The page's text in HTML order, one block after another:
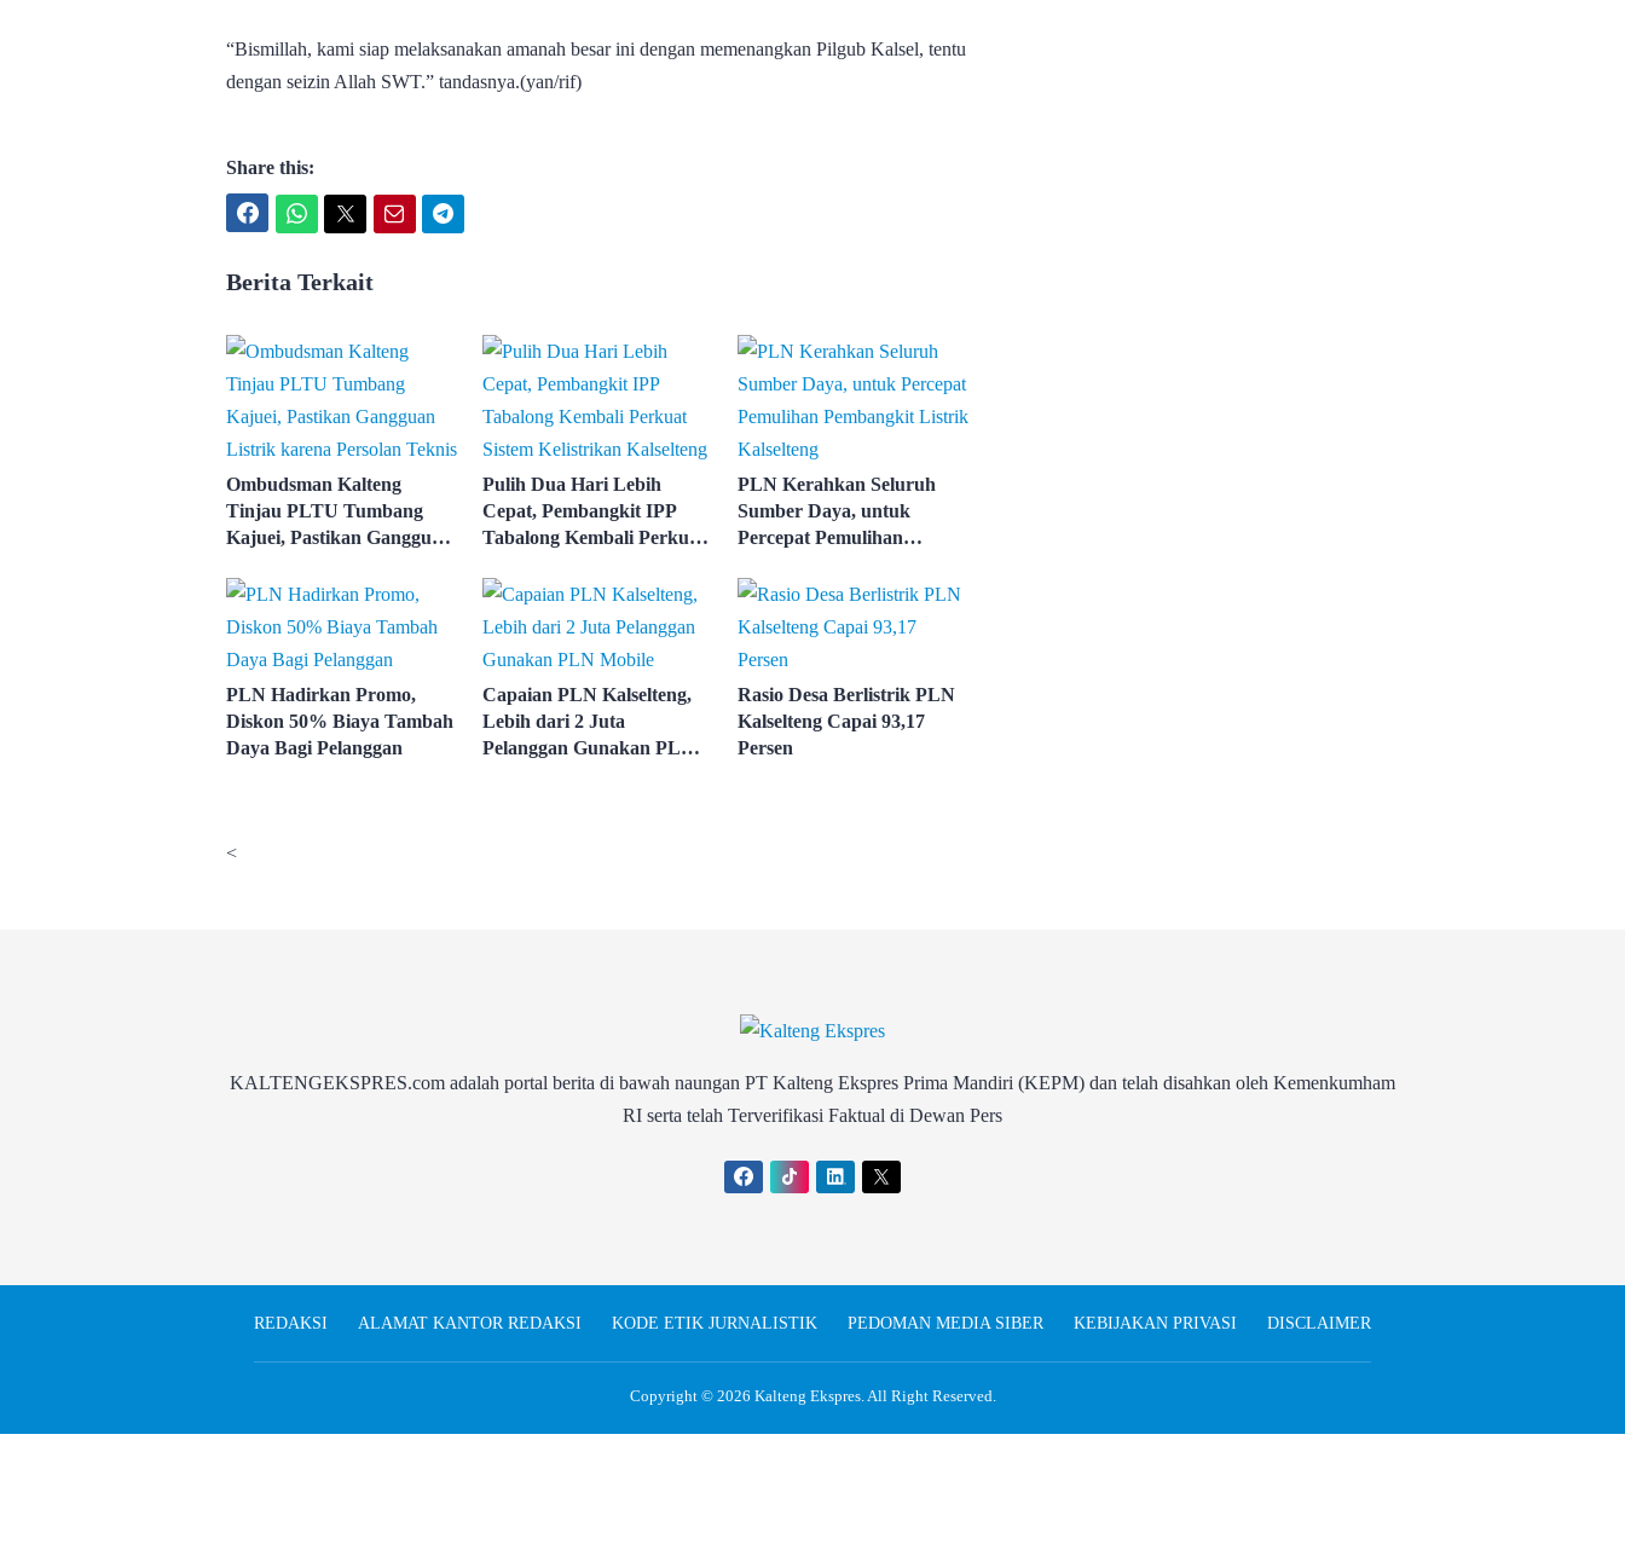
“Bismillah, kami siap melaksanakan amanah besar ini dengan memenangkan Pilgub Kalsel, tentu
dengan seizin Allah SWT.” tandasnya.(yan/rif)
Share this:
Berita Terkait
Ombudsman Kalteng
Tinjau PLTU Tumbang
Kajuei, Pastikan Gangguan
Teknis
Pulih Dua Hari Lebih
Cepat, Pembangkit IPP
Tabalong Kembali Perkuat
Kalselteng
PLN Kerahkan Seluruh
Sumber Daya, untuk
Percepat Pemulihan
Kalselteng
PLN Hadirkan Promo,
Diskon 50% Biaya Tambah
Daya Bagi Pelanggan
Capaian PLN Kalselteng,
Lebih dari 2 Juta
Pelanggan Gunakan PLN
Rasio Desa Berlistrik PLN
Kalselteng Capai 93,17
Persen
<
KALTENGEKSPRES.com adalah portal berita di bawah naungan PT Kalteng Ekspres Prima Mandiri (KEPM) dan telah disahkan oleh Kemenkumham
RI serta telah Terverifikasi Faktual di Dewan Pers
REDAKSI ALAMAT KANTOR REDAKSI KODE ETIK JURNALISTIK PEDOMAN MEDIA SIBER KEBIJAKAN PRIVASI DISCLAIMER
Copyright © 2026 Kalteng Ekspres. All Right Reserved.